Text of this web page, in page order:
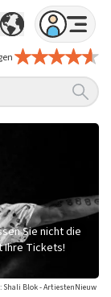
Sie nicht die
Ihre Tickets!
Shali Blok - ArtiestenNieuw